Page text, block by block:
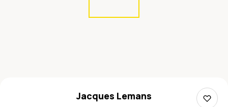
Jacques Lemans